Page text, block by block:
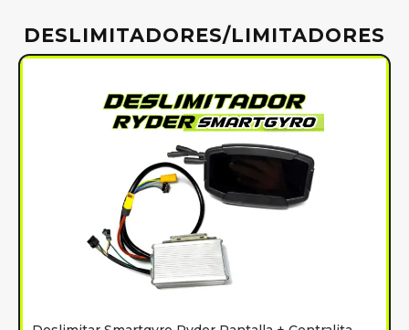
DESLIMITADORES/LIMITADORES